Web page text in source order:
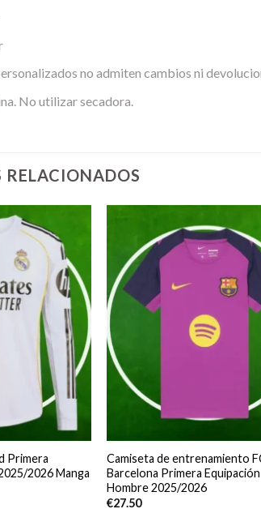
no admiten cambios ni
No utilizar secadora.
RELACIONADOS
Primera
2026 Manga
Camiseta de entrenamiento
Barcelona Primera Equipación
Hombre 2025/2026
€27.50